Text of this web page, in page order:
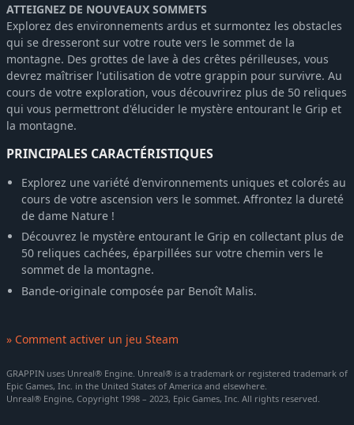
ATTEIGNEZ DE NOUVEAUX SOMMETS
Explorez des environnements ardus et surmontez les obstacles
qui se dresseront sur votre route vers le sommet de la
montagne. Des grottes de lave à des crêtes périlleuses, vous
devrez maîtriser l'utilisation de votre grappin pour survivre. Au
cours de votre exploration, vous découvrirez plus de 50 reliques
qui vous permettront d'élucider le mystère entourant le Grip et
la montagne.
PRINCIPALES CARACTÉRISTIQUES
Explorez une variété d'environnements uniques et colorés au
cours de votre ascension vers le sommet. Affrontez la dureté
de dame Nature !
Découvrez le mystère entourant le Grip en collectant plus de
50 reliques cachées, éparpillées sur votre chemin vers le
sommet de la montagne.
Bande-originale composée par Benoît Malis.
» Comment activer un jeu Steam
GRAPPIN uses Unreal® Engine. Unreal® is a trademark or registered trademark of
Epic Games, Inc. in the United States of America and elsewhere.
Unreal® Engine, Copyright 1998 – 2023, Epic Games, Inc. All rights reserved.